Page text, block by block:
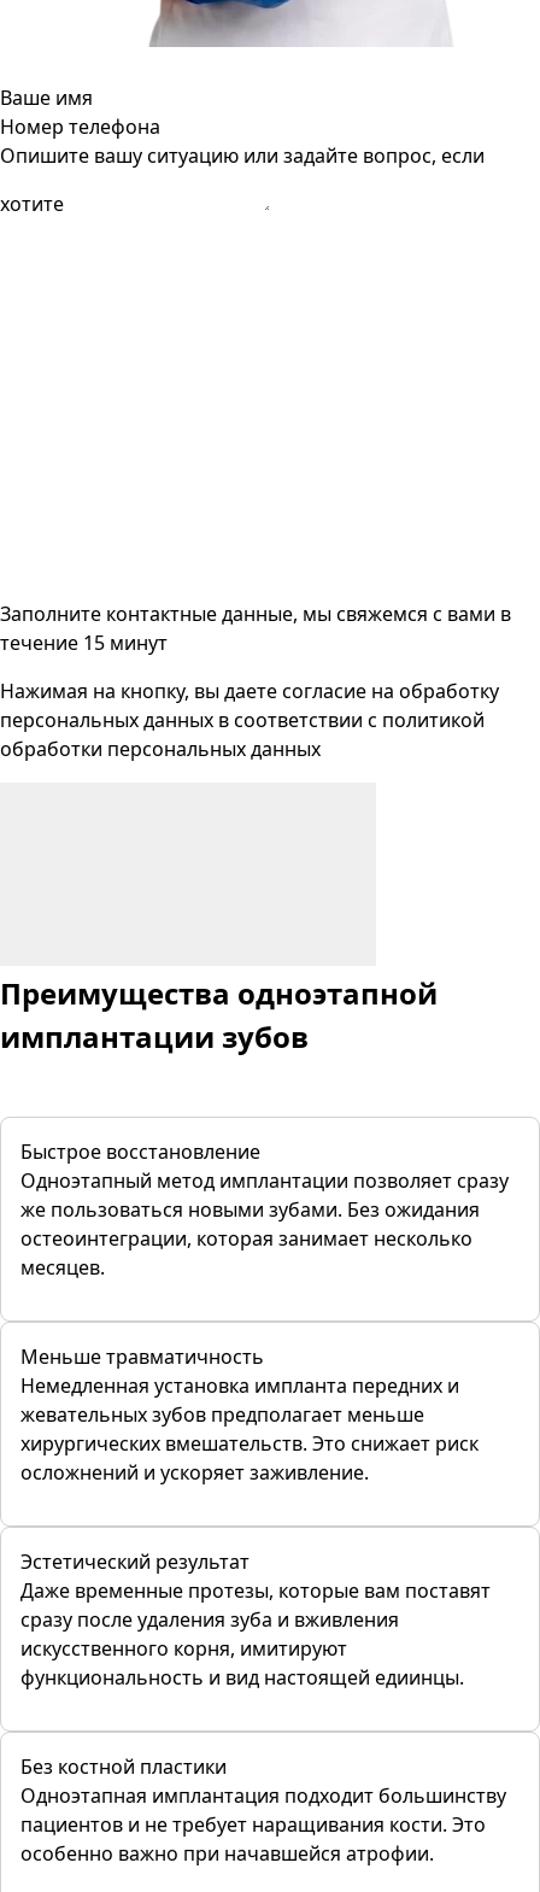
Ваше имя
Номер телефона
Опишите вашу ситуацию или задайте вопрос, если
хотите
Заполните контактные данные, мы свяжемся с вами в
течение 15 минут
Нажимая на кнопку, вы даете согласие на обработку
персональных данных в соответствии с политикой
обработки персональных данных
Преимущества одноэтапной
имплантации зубов
Быстрое восстановление
Одноэтапный метод имплантации позволяет сразу
же пользоваться новыми зубами. Без ожидания
остеоинтеграции, которая занимает несколько
месяцев.
Меньше травматичность
Немедленная установка импланта передних и
жевательных зубов предполагает меньше
хирургических вмешательств. Это снижает риск
осложнений и ускоряет заживление.
Эстетический результат
Даже временные протезы, которые вам поставят
сразу после удаления зуба и вживления
искусственного корня, имитируют
функциональность и вид настоящей едиинцы.
Без костной пластики
Одноэтапная имплантация подходит большинству
пациентов и не требует наращивания кости. Это
особенно важно при начавшейся атрофии.